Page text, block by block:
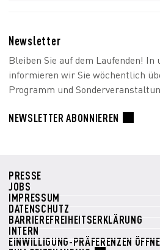
Newsletter
Bleiben Sie auf dem Laufenden!
informieren wir Sie wöchentlich
Programm und
NEWSLETTER ABONNIEREN
PRESSE
JOBS
IMPRESSUM
DATENSCHUTZ
BARRIEREFREIHEITSERKLÄRUNG
INTERN
EINWILLIGUNG-PRÄFERENZEN